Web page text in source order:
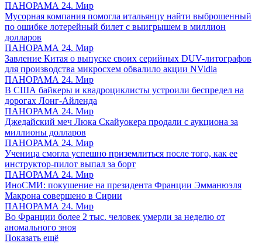
ПАНОРАМА 24. Мир
Мусорная компания помогла итальянцу найти выброшенный
по ошибке лотерейный билет с выигрышем в миллион
долларов
ПАНОРАМА 24. Мир
Завление Китая о выпуске своих серийных DUV-литографов
для производства микросхем обвалило акции NVidia
ПАНОРАМА 24. Мир
В США байкеры и квадроциклисты устроили беспредел на
дорогах Лонг-Айленда
ПАНОРАМА 24. Мир
Джедайский меч Люка Скайуокера продали с аукциона за
миллионы долларов
ПАНОРАМА 24. Мир
Ученица смогла успешно приземлиться после того, как ее
инструктор-пилот выпал за борт
ПАНОРАМА 24. Мир
ИноСМИ: покушение на президента Франции Эмманюэля
Макрона совершено в Сирии
ПАНОРАМА 24. Мир
Во Франции более 2 тыс. человек умерли за неделю от
аномального зноя
Показать ещё